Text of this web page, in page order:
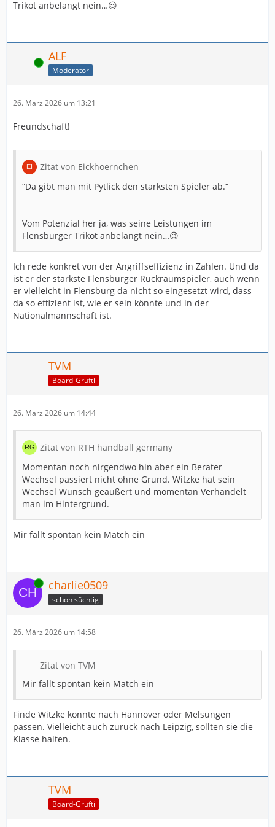
Trikot anbelangt nein…😉
Online ALF
Moderator
26. März 2026 um 13:21
Freundschaft!
Zitat von Eickhoernchen
“Da gibt man mit Pytlick den stärksten Spieler ab.“
Vom Potenzial her ja, was seine Leistungen im
Flensburger Trikot anbelangt nein…😉
Ich rede konkret von der Angriffseffizienz in Zahlen. Und da
ist er der stärkste Flensburger Rückraumspieler, auch wenn
er vielleicht in Flensburg da nicht so eingesetzt wird, dass
da so effizient ist, wie er sein könnte und in der
Nationalmannschaft ist.
TVM
Board-Grufti
26. März 2026 um 14:44
Zitat von RTH handball germany
Momentan noch nirgendwo hin aber ein Berater
Wechsel passiert nicht ohne Grund. Witzke hat sein
Wechsel Wunsch geäußert und momentan Verhandelt
man im Hintergrund.
Mir fällt spontan kein Match ein
Online charlie0509
schon süchtig
26. März 2026 um 14:58
Zitat von TVM
Mir fällt spontan kein Match ein
Finde Witzke könnte nach Hannover oder Melsungen
passen. Vielleicht auch zurück nach Leipzig, sollten sie die
Klasse halten.
TVM
Board-Grufti